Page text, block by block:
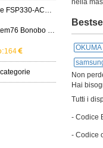
nella
Non
Hai
Tutti i
- Codice
- Codice
Adattatore FSP330-ACAU3
FSP System76 Bonobo WS (bonw16)/Ultra 9/RTX5090
164